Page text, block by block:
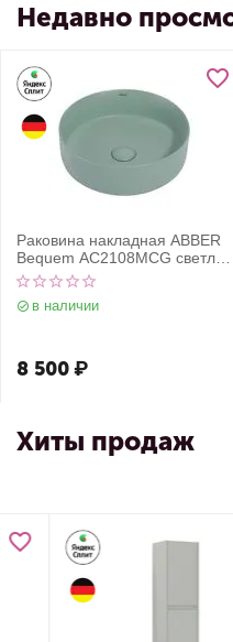
Недавно
Раковина накладная ABBER
Bequem AC2108MCG светло-
зеленая матовая
в наличии
8 500₽
Хиты продаж